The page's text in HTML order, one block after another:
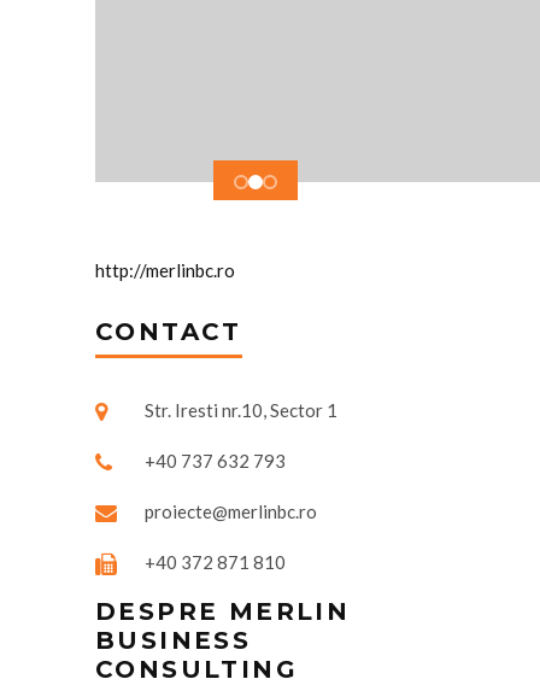
http://merlinbc.ro
CONTACT
Str. Iresti nr.10, Sector 1
+40 737 632 793
proiecte@merlinbc.ro
+40 372 871 810
DESPRE MERLIN
BUSINESS
CONSULTING